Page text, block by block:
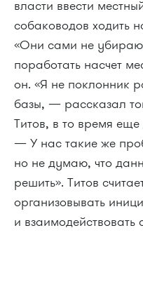
власти ввести
собаководов ходить
«Они сами не
поработать насчет
он. «Я не поклонник
базы, — рассказал
Титов, в то время
— У нас такие же
но не думаю, что
решить». Титов
организовывать
и взаимодействовать